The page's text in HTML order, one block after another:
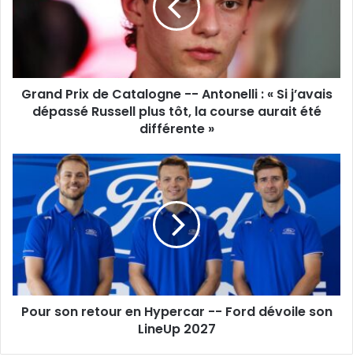
«
j’avais
plus
course
aurait
été
différente
Grand Prix de Catalogne -- Antonelli : « Si j’avais
dépassé Russell plus tôt, la course aurait été
différente »
Pour
retour
en
Hypercar
Ford
dévoile
sonPour son retour en Hypercar -- Ford dévoile son
LineUp 2027